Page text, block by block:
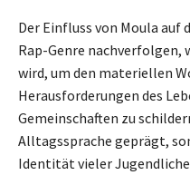
Der Einfluss von Moula auf
Rap-Genre nachverfolgen,
wird, um den materiellen
Herausforderungen des
Gemeinschaften zu
Alltagssprache geprägt,
Identität vieler